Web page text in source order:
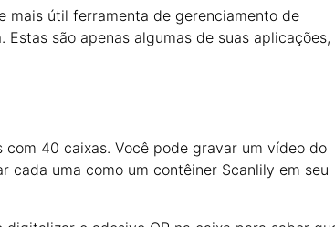
mais útil ferramenta de gerenciamento de
são apenas algumas de suas aplicações,
40 caixas. Você pode gravar um vídeo do
cada uma como um contêiner Scanlily em seu